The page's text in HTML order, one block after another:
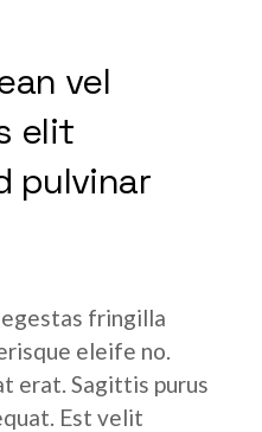
vel
elit
pulvinar
fringilla
eleife no.
erat. Sagittis purus
Est velit